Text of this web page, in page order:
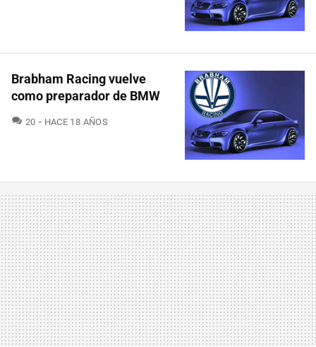
Brabham Racing vuelve
como preparador de BMW
20 COMENTARIOS
HACE 18 AÑOS